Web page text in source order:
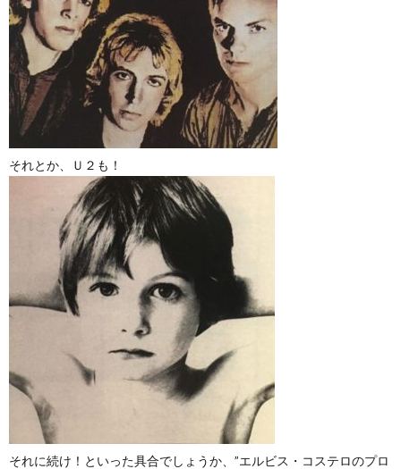
それとか、Ｕ２も！
それに続け！といった具合でしょうか、”エルビス・コステロのプロ